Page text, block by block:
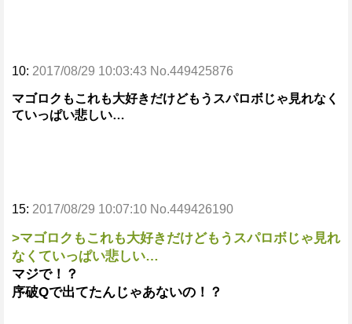
10: 2017/08/29 10:03:43 No.449425876
マゴロクもこれも大好きだけどもうスパロボじゃ見れなく
ていっぱい悲しい…
15: 2017/08/29 10:07:10 No.449426190
>マゴロクもこれも大好きだけどもうスパロボじゃ見れ
なくていっぱい悲しい…
マジで！？
序破Qで出てたんじゃあないの！？